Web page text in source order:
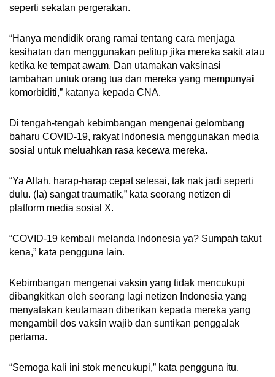
seperti sekatan pergerakan.
“Hanya mendidik orang ramai tentang cara menjaga
kesihatan dan menggunakan pelitup jika mereka sakit atau
ketika ke tempat awam. Dan utamakan vaksinasi
tambahan untuk orang tua dan mereka yang mempunyai
komorbiditi,” katanya kepada CNA.
Di tengah-tengah kebimbangan mengenai gelombang
baharu COVID-19, rakyat Indonesia menggunakan media
sosial untuk meluahkan rasa kecewa mereka.
“Ya Allah, harap-harap cepat selesai, tak nak jadi seperti
dulu. (Ia) sangat traumatik,” kata seorang netizen di
platform media sosial X.
“COVID-19 kembali melanda Indonesia ya? Sumpah takut
kena,” kata pengguna lain.
Kebimbangan mengenai vaksin yang tidak mencukupi
dibangkitkan oleh seorang lagi netizen Indonesia yang
menyatakan keutamaan diberikan kepada mereka yang
mengambil dos vaksin wajib dan suntikan penggalak
pertama.
“Semoga kali ini stok mencukupi,” kata pengguna itu.